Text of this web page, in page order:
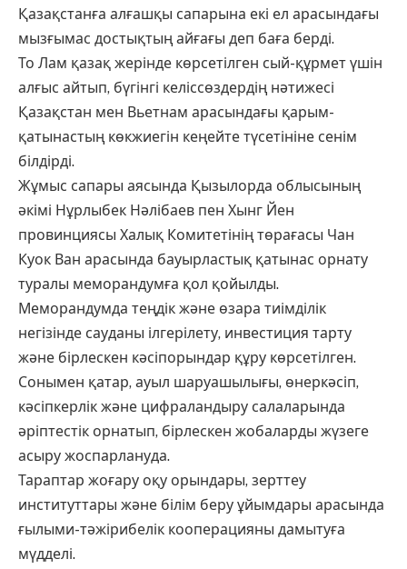
Қазақстанға алғашқы сапарына екі ел арасындағы
мызғымас достықтың айғағы деп баға берді.
То Лам қазақ жерінде көрсетілген сый-құрмет үшін
алғыс айтып, бүгінгі келіссөздердің нәтижесі
Қазақстан мен Вьетнам арасындағы қарым-
қатынастың көкжиегін кеңейте түсетініне сенім
білдірді.
Жұмыс сапары аясында Қызылорда облысының
әкімі Нұрлыбек Нәлібаев пен Хынг Йен
провинциясы Халық Комитетінің төрағасы Чан
Куок Ван арасында бауырластық қатынас орнату
туралы меморандумға қол қойылды.
Меморандумда теңдік және өзара тиімділік
негізінде сауданы ілгерілету, инвестиция тарту
және бірлескен кәсіпорындар құру көрсетілген.
Сонымен қатар, ауыл шаруашылығы, өнеркәсіп,
кәсіпкерлік және цифраландыру салаларында
әріптестік орнатып, бірлескен жобаларды жүзеге
асыру жоспарлануда.
Тараптар жоғару оқу орындары, зерттеу
институттары және білім беру ұйымдары арасында
ғылыми-тәжірибелік кооперацияны дамытуға
мүдделі.